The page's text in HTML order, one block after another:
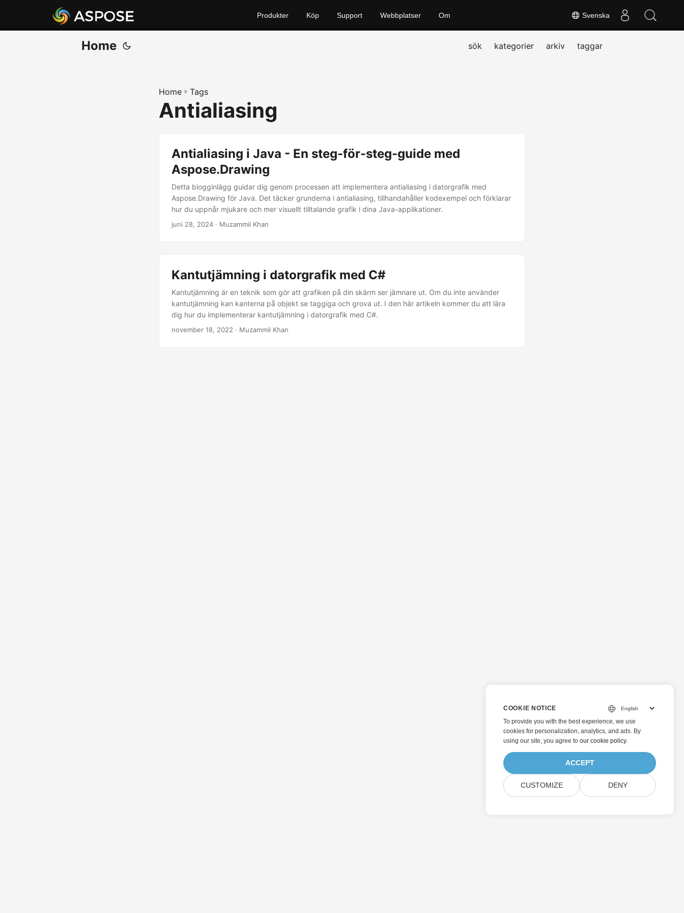
Svenska
Produkter Köp Support Webbplatser Om
Home sök kategorier arkiv taggar
Home » Tags
Antialiasing
Antialiasing i Java - En steg-för-steg-guide med
Aspose.Drawing
Detta blogginlägg guidar dig genom processen att implementera antialiasing i datorgrafik med
Aspose.Drawing för Java. Det täcker grunderna i antialiasing, tillhandahåller kodexempel och förklarar
hur du uppnår mjukare och mer visuellt tilltalande grafik i dina Java-applikationer.
juni 28, 2024 · Muzammil Khan
Kantutjämning i datorgrafik med C#
Kantutjämning är en teknik som gör att grafiken på din skärm ser jämnare ut. Om du inte använder
kantutjämning kan kanterna på objekt se taggiga och grova ut. I den här artikeln kommer du att lära
dig hur du implementerar kantutjämning i datorgrafik med C#.
november 18, 2022 · Muzammil Khan
COOKIE NOTICE
To provide you with the best experience, we use
cookies for personalization, analytics, and ads. By
using our site, you agree to our cookie policy.
ACCEPT
CUSTOMIZE DENY